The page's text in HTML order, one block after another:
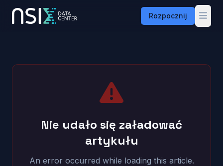
Przejdź do treści
Rozpocznij
Nie udało się załadować
artykułu
An error occurred while loading this article.